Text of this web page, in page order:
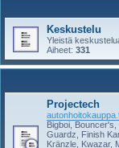
Keskustelu
Yleistä
Aiheet: 331
Projectech
Bigboi,
Guardz, Finish
Kränzle, Kwazar,